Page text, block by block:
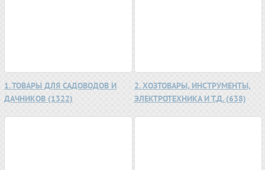
1. ТОВАРЫ ДЛЯ САДОВОДОВ И
ДАЧНИКОВ (1322)
2. ХОЗТОВАРЫ, ИНСТРУМЕНТЫ,
ЭЛЕКТРОТЕХНИКА И Т.Д. (638)